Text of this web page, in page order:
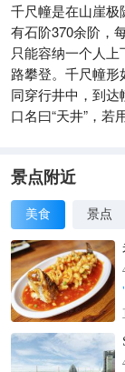
千尺幢是在山崖极
有石阶370余阶，
只能容纳一个人
路攀登。千尺幢
同穿行井中，到
口名曰“天井”，
像咽喉一样险要。
景点附近
美食 景点